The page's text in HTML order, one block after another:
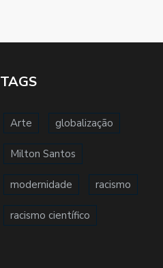
TAGS
Arte globalização
Milton Santos
modernidade racismo
racismo científico